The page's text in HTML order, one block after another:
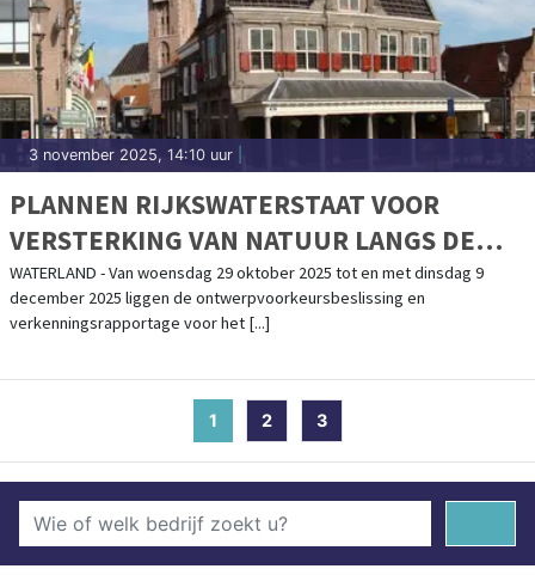
3 november 2025, 14:10 uur
PLANNEN RIJKSWATERSTAAT VOOR
VERSTERKING VAN NATUUR LANGS DE
NOORD-HOLLANDSE MARKERMEERKUST
WATERLAND - Van woensdag 29 oktober 2025 tot en met dinsdag 9
december 2025 liggen de ontwerpvoorkeursbeslissing en
verkenningsrapportage voor het [...]
1 (current)
2 3